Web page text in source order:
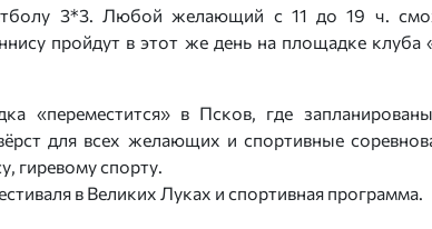
3*3. Любой желающий с 11 до 19 ч.
пройдут в этот же день на площадке клуба
«переместится» в Псков, где
для всех желающих и спортивные
гиревому спорту.
в Великих Луках и спортивная программа.